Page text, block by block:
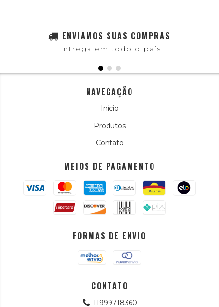
ENVIAMOS SUAS COMPRAS
Entrega em todo o país
NAVEGAÇÃO
Início
Produtos
Contato
MEIOS DE PAGAMENTO
FORMAS DE ENVIO
CONTATO
11999718360